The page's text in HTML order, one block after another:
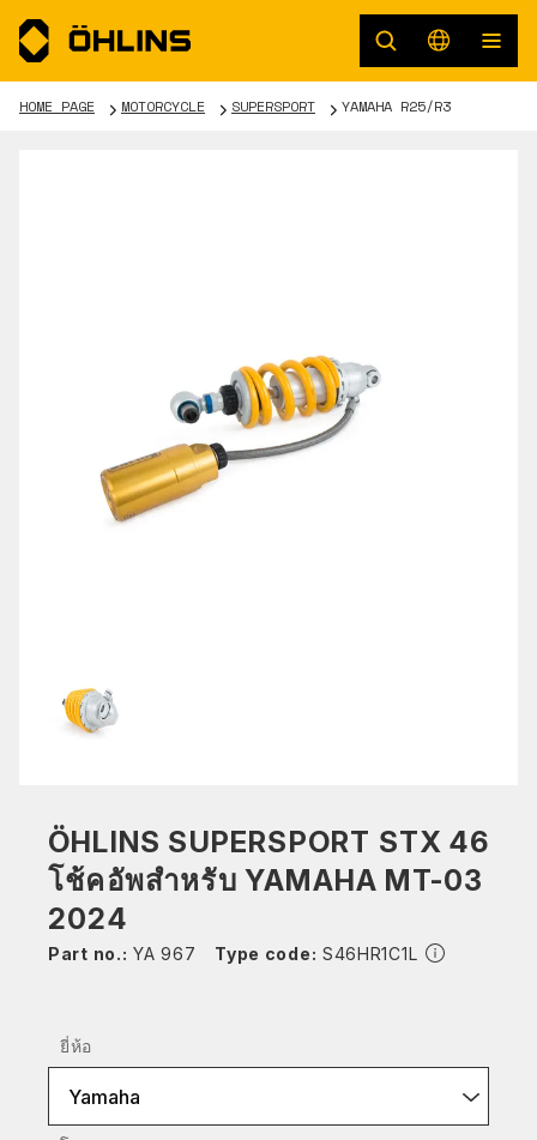
HOME PAGE MOTORCYCLE SUPERSPORT YAMAHA R25/R3
ÖHLINS SUPERSPORT STX 46
โช้คอัพสำหรับ YAMAHA MT-03
2024
Part no.: YA 967 Type code: S46HR1C1L
ยี่ห้อ
Yamaha